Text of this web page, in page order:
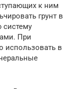
к ним
грунт в
систему
При
использовать в